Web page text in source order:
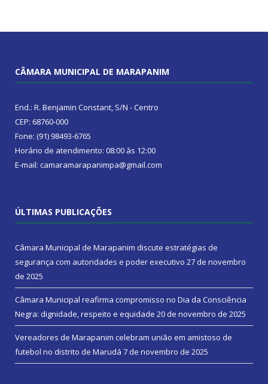
CÂMARA MUNICIPAL DE MARAPANIM
End.: R. Benjamin Constant, S/N - Centro
CEP: 68760-000
Fone: (91) 98493-6765
Horário de atendimento: 08:00 às 12:00
E-mail: camaramarapanimpa@gmail.com
ÚLTIMAS PUBLICAÇÕES
Câmara Municipal de Marapanim discute estratégias de
segurança com autoridades e poder executivo 27 de novembro
de 2025
Câmara Municipal reafirma compromisso no Dia da Consciência
Negra: dignidade, respeito e equidade 20 de novembro de 2025
Vereadores de Marapanim celebram união em amistoso de
futebol no distrito de Marudá 7 de novembro de 2025